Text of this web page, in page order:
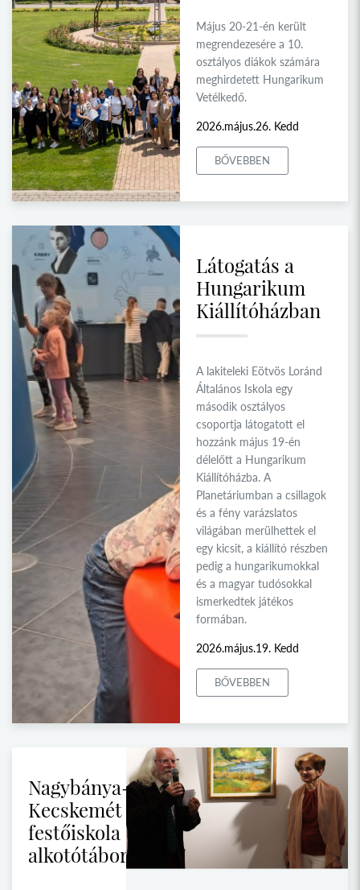
Május 20-21-én került
megrendezesére a 10.
osztályos diákok számára
meghirdetett Hungarikum
Vetélkedő.
2026.május.26. Kedd
BŐVEBBEN
Látogatás a
Hungarikum
Kiállítóházban
A lakiteleki Eötvös Loránd
Általános Iskola egy
második osztályos
csoportja látogatott el
hozzánk május 19-én
délelőtt a Hungarikum
Kiállítóházba. A
Planetáriumban a csillagok
és a fény varázslatos
világában merülhettek el
egy kicsit, a kiállító részben
pedig a hungarikumokkal
és a magyar tudósokkal
ismerkedtek játékos
formában.
2026.május.19. Kedd
BŐVEBBEN
Nagybánya-
Kecskemét
festőiskola
alkotótábor